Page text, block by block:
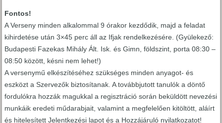
Fontos!
A Verseny minden alkalommal 9 órakor kezdődik, majd a feladat
kihirdetése után 3×45 perc áll az Ifjak rendelkezésére. (Gyülekező:
Budapesti Fazekas Mihály Ált. Isk. és Gimn, földszint, porta 08:30 –
08:50 között, késni nem lehet!)
A versenymű elkészítéséhez szükséges minden anyagot- és
eszközt a Szervezők biztosítanak. A továbbjutott tanulók a döntő
fordulókra hozzák magukkal a regisztráció során beküldött nevezési
munkáik eredeti műdarabjait, valamint a megfelelően kitöltött, aláírt
és hitelesített Jelentkezési lapot és a Hozzájáruló nyilatkozatot!